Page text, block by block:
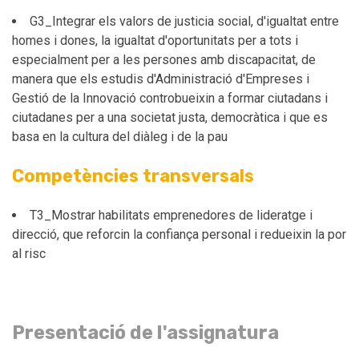
G3_Integrar els valors de justicia social, d'igualtat entre
homes i dones, la igualtat d'oportunitats per a tots i
especialment per a les persones amb discapacitat, de
manera que els estudis d'Administració d'Empreses i
Gestió de la Innovació controbueixin a formar ciutadans i
ciutadanes per a una societat justa, democràtica i que es
basa en la cultura del diàleg i de la pau
Competències transversals
T3_Mostrar habilitats emprenedores de lideratge i
direcció, que reforcin la confiança personal i redueixin la por
al risc
Presentació de l'assignatura